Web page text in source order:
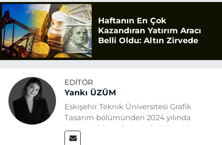
Haftanın En Çok
Kazandıran Yatırım Aracı
Belli Oldu: Altın Zirvede
EDITÖR
Yankı ÜZÜM
Eskişehir Teknik Üniversitesi Grafik
Tasarım bölümünden 2024 yılında
mezun oldum. Basın sektörüne Mayıs
2025’te Eskişehir Haber Ajansı ile adım